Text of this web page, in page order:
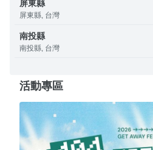
屏東縣
屏東縣, 台灣
南投縣
南投縣, 台灣
活動專區